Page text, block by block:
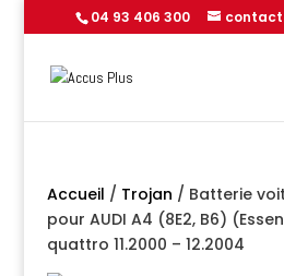
04 93 406 300
Accueil / Trojan / Batterie
pour AUDI A4 (8E2, B6)
quattro 11.2000 – 12.2004